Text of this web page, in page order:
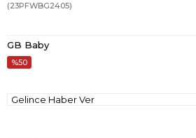
(23PFWBG2405)
GB Baby
50
Gelince Haber Ver